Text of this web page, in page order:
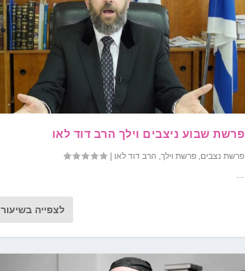
פרשת שבוע ניצבים וילך הרב דוד לאו
פרשת נצבים, פרשת וילך, הרב דוד לאו
לצפייה בשיעור